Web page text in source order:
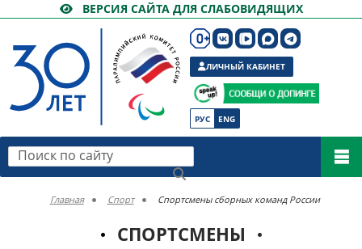
ВЕРСИЯ САЙТА ДЛЯ СЛАБОВИДЯЩИХ
РУС ENG
ЛИЧНЫЙ КАБИНЕТ
Поиск по сайту
Главная Спорт Спортсмены сборных команд России
СПОРТСМЕНЫ